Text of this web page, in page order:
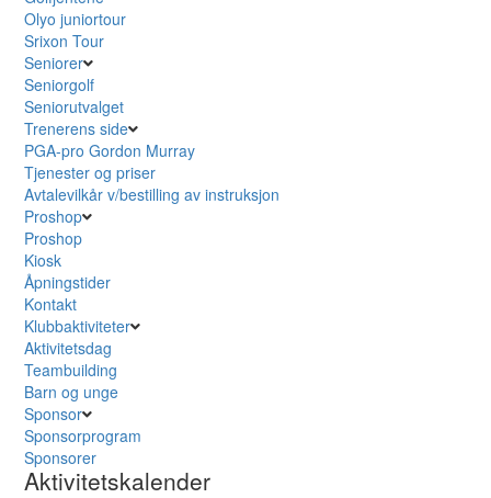
Olyo juniortour
Srixon Tour
Seniorer
Seniorgolf
Seniorutvalget
Trenerens side
PGA-pro Gordon Murray
Tjenester og priser
Avtalevilkår v/bestilling av instruksjon
Proshop
Proshop
Kiosk
Åpningstider
Kontakt
Klubbaktiviteter
Aktivitetsdag
Teambuilding
Barn og unge
Sponsor
Sponsorprogram
Sponsorer
Aktivitetskalender